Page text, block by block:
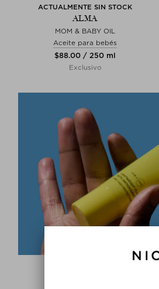
ACTUALMENTE SIN STOCK
ALMA
MOM & BABY OIL
Aceite para bebés
$‌88.00 / 250 ml
Exclusivo